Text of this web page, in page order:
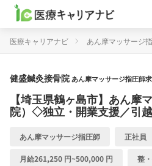
医療キャリアナビ あん摩マッサージ
健盛鍼灸接骨院 あん摩マッサージ指圧師
【埼玉県鶴ヶ島市】あん摩
院）◇独立・開業支援／引
あん摩マッサージ指圧師 正社員
月給261,250 円~500,000 円 整